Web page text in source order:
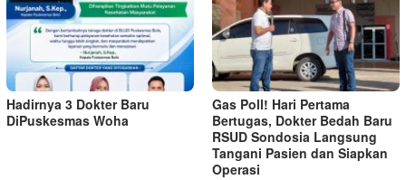
Hadirnya 3 Dokter Baru
DiPuskesmas Woha
Gas Poll! Hari Pertama
Bertugas, Dokter Bedah Baru
RSUD Sondosia Langsung
Tangani Pasien dan Siapkan
Operasi